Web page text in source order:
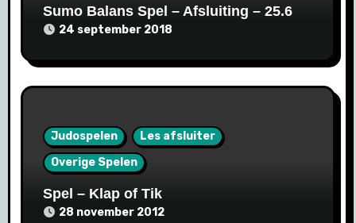
Sumo Balans Spel – Afsluiting – 25.6
24 september 2018
Judospelen
Les afsluiter
Overige Spelen
Spel – Klap of Tik
28 november 2012